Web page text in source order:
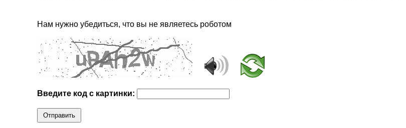
Нам нужно убедиться, что вы не являетесь роботом
Введите код с картинки:
Отправить